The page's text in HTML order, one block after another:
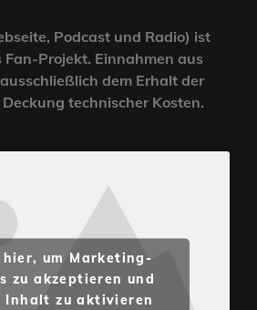
Podcast und Radio) ist
Projekt. Einnahmen aus
dem Erhalt der
technischer Kosten.
hier, um Marketing-
zu akzeptieren und
Inhalt zu aktivieren